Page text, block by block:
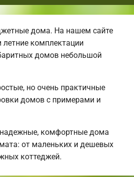
дома. На нашем сайте
комплектации
домов небольшой
но очень практичные
домов с примерами и
комфортные дома
от маленьких и дешевых
коттеджей.